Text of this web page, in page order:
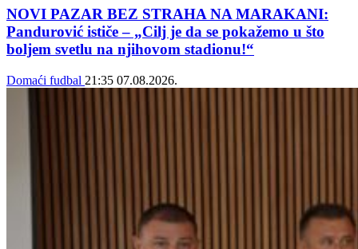
NOVI PAZAR BEZ STRAHA NA MARAKANI:
Pandurović ističe – „Cilj je da se pokažemo u što
boljem svetlu na njihovom stadionu!“
Domaći fudbal 21:35 07.08.2026.